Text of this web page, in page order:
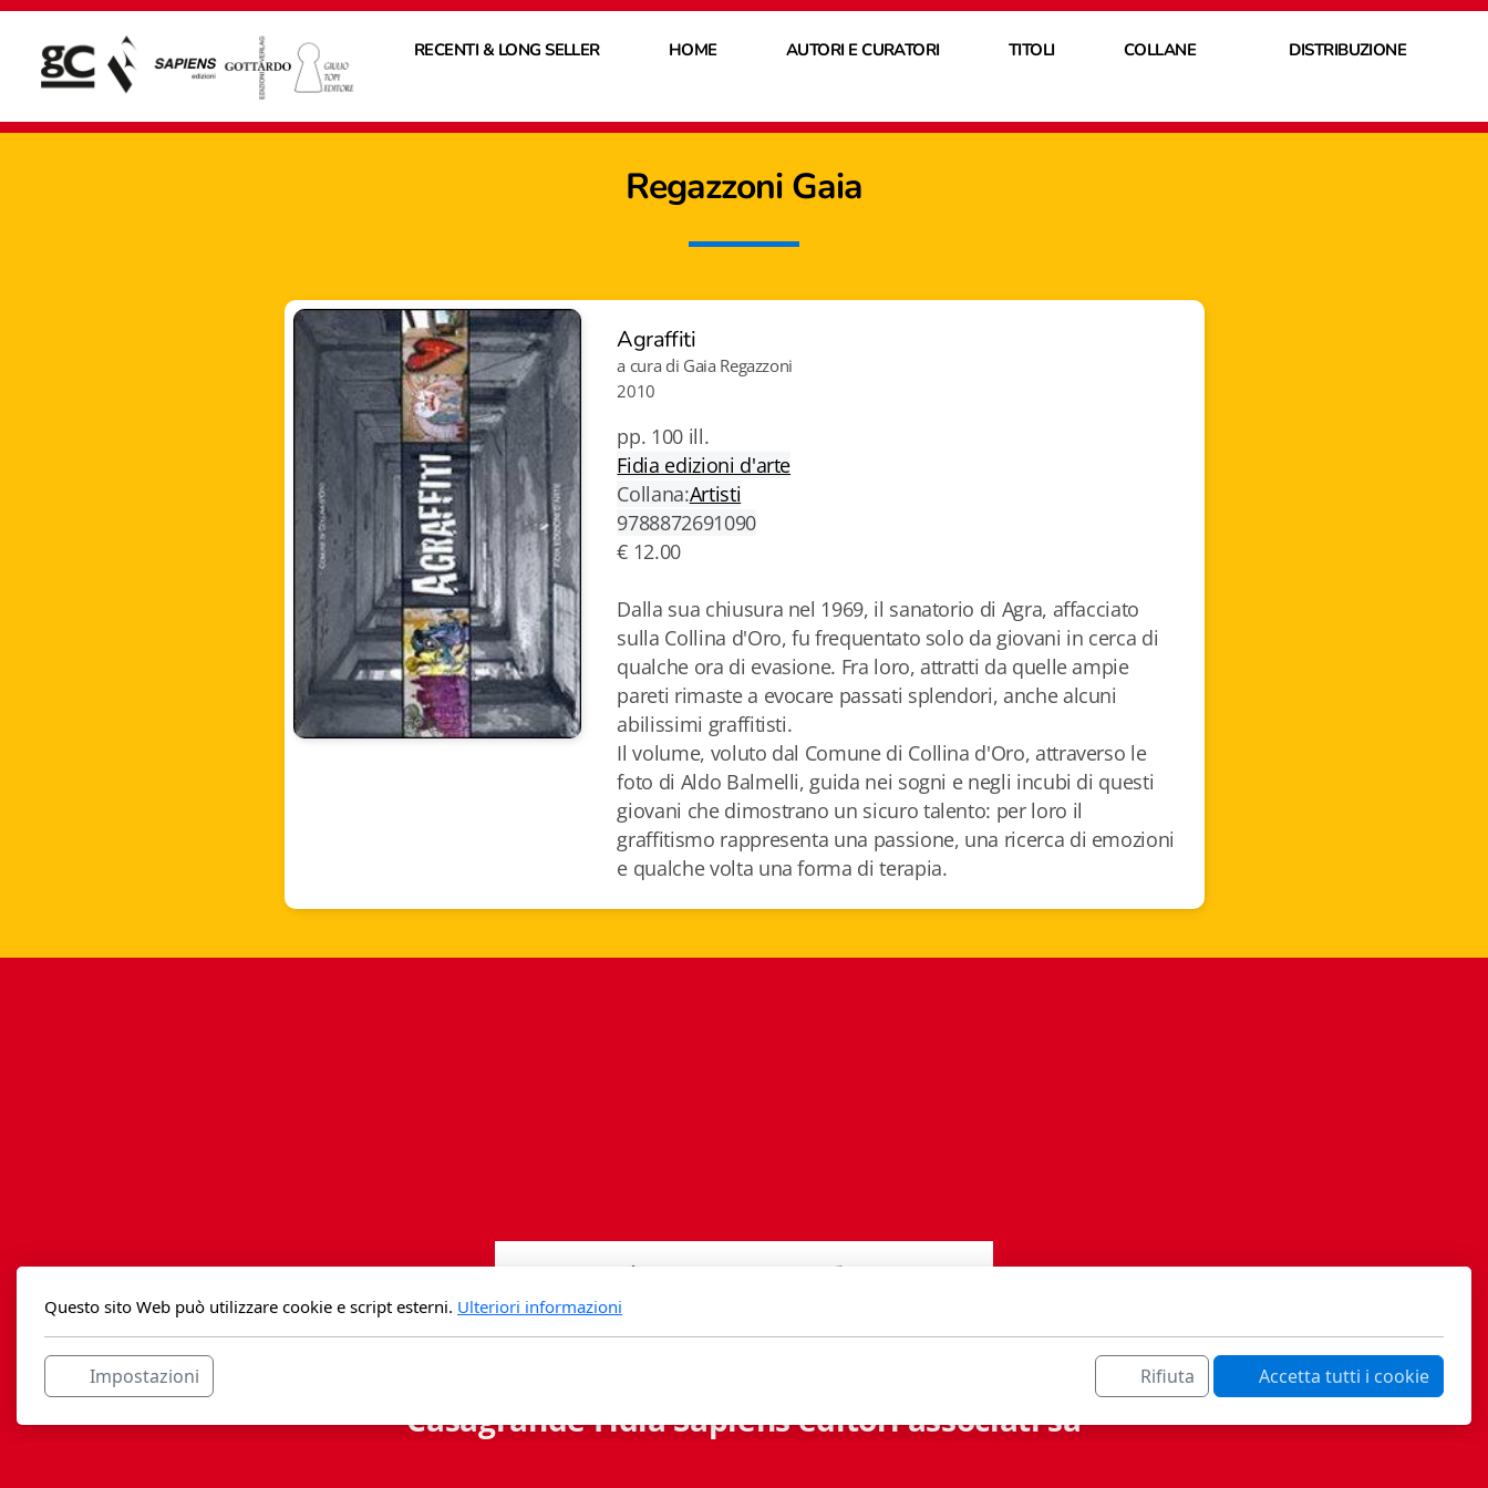
RECENTI & LONG SELLER HOME AUTORI E CURATORI TITOLI COLLANE DISTRIBUZIONE
Regazzoni Gaia
Agraffiti
a cura di Gaia Regazzoni
2010
pp. 100 ill.
Fidia edizioni d'arte
Collana:Artisti
9788872691090
€ 12.00
Dalla sua chiusura nel 1969, il sanatorio di Agra, affacciato
sulla Collina d'Oro, fu frequentato solo da giovani in cerca di
qualche ora di evasione. Fra loro, attratti da quelle ampie
pareti rimaste a evocare passati splendori, anche alcuni
abilissimi graffitisti.
Il volume, voluto dal Comune di Collina d'Oro, attraverso le
foto di Aldo Balmelli, guida nei sogni e negli incubi di questi
giovani che dimostrano un sicuro talento: per loro il
graffitismo rappresenta una passione, una ricerca di emozioni
e qualche volta una forma di terapia.
Casagrande Fidia Sapiens editori associati sa
Questo sito Web può utilizzare cookie e script esterni. Ulteriori informazioni
Impostazioni Rifiuta Accetta tutti i cookie